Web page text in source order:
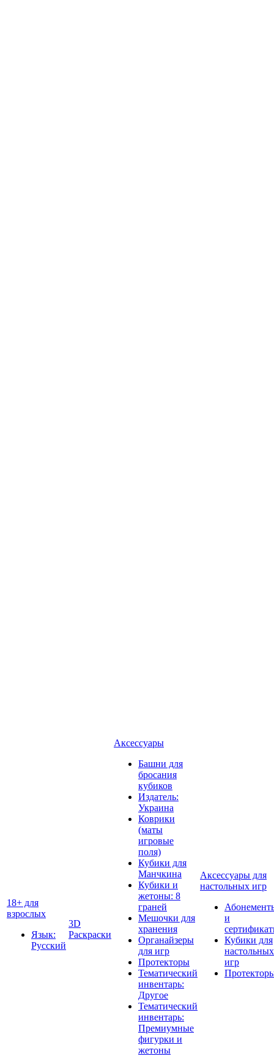
18+ для
взрослых
Язык:
Русский
3D
Раскраски
Аксессуары
Башни для
бросания
кубиков
Издатель:
Украина
Коврики
(маты
игровые
поля)
Кубики для
Манчкина
Кубики и
жетоны: 8
граней
Мешочки для
хранения
Органайзеры
для игр
Протекторы
Тематический
инвентарь:
Другое
Тематический
инвентарь:
Премиумные
фигурки и
жетоны
Аксессуары для
настольных игр
и
Кубики для
настольных
игр